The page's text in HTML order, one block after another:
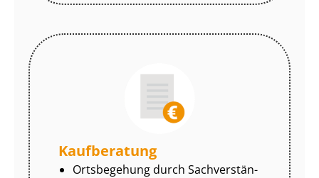
Kaufberatung
Ortsbegehung durch Sach­ver­stän­